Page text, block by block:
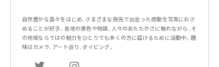
自然豊かな島々をはじめ、さまざまな旅先で出会った感動を写真におさ
めることが好き。各地の景色や物語、人々のあたたかさに触れながら、そ
の地域ならではの魅力をひとりでも多くの方に届けるために活動中。趣
味はカメラ、アート巡り、ダイビング。